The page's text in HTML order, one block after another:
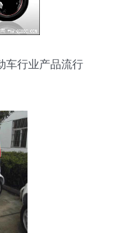
车行业产品流行